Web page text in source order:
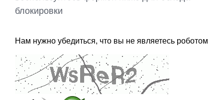
блокировки
Нам нужно убедиться, что вы не являетесь роботом